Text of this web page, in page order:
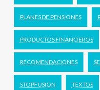
PLANES DE PENSIONES
PRODUCTOS FINANCIEROS
RECOMENDACIONES
STOPFUSION TEXTOS